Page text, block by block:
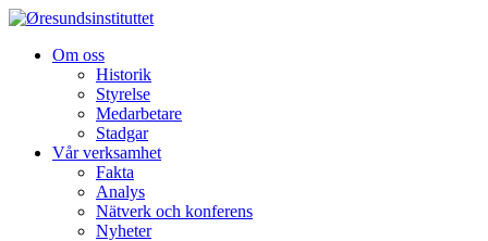
Om oss
Historik
Styrelse
Medarbetare
Stadgar
Vår verksamhet
Fakta
Analys
Nätverk och konferens
Nyheter